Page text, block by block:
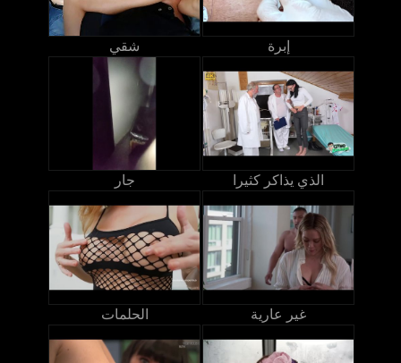
شقي إبرة
جار الذي يذاكر كثيرا
الحلمات غير عارية